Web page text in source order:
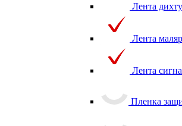
Лента
Лента
Лента
Пленка